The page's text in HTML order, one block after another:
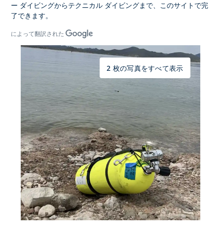
ー ダイビングからテクニカル ダイビングまで、このサイトで完
了できます。
によって翻訳された
2 枚の写真をすべて表示